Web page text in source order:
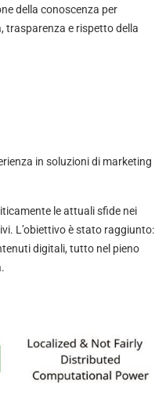
della conoscenza per
trasparenza e rispetto della
in soluzioni di marketing
le attuali sfide nei
L’obiettivo è stato raggiunto:
digitali, tutto nel pieno